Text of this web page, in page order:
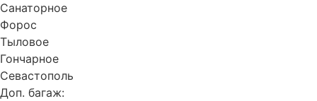
Санаторное
Форос
Тыловое
Гончарное
Севастополь
Доп. багаж: